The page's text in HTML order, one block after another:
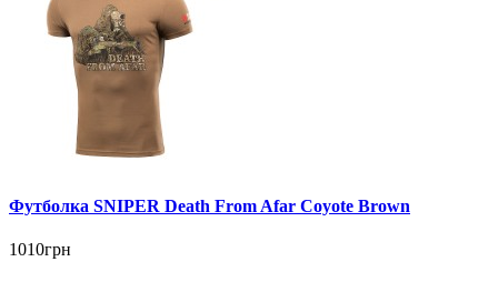
Футболка SNIPER Death From Afar Coyote Brown
1010грн